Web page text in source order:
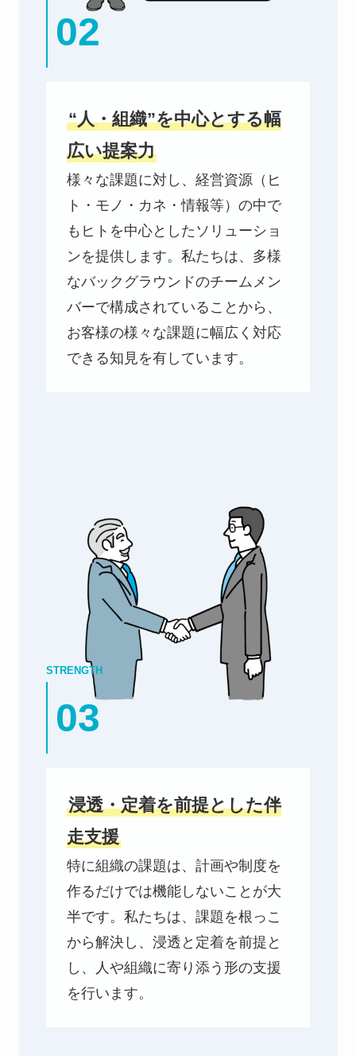
02
“人・組織”を中心とする幅
広い提案力
様々な課題に対し、経営資源（ヒ
ト・モノ・カネ・情報等）の中で
もヒトを中心としたソリューショ
ンを提供します。私たちは、多様
なバックグラウンドのチームメン
バーで構成されていることから、
お客様の様々な課題に幅広く対応
できる知見を有しています。
STRENGTH
03
浸透・定着を前提とした伴
走支援
特に組織の課題は、計画や制度を
作るだけでは機能しないことが大
半です。私たちは、課題を根っこ
から解決し、浸透と定着を前提と
し、人や組織に寄り添う形の支援
を行います。